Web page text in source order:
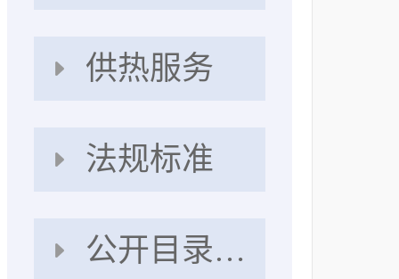
供热服务
法规标准
公开目录及指南